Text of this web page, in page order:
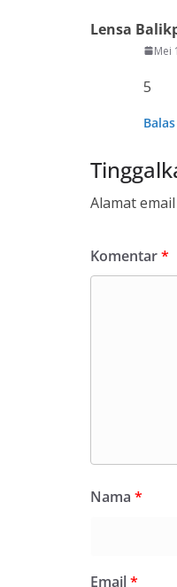
Lensa
Mei
5
Balas
Alamat
Komentar*
Nama *
Email*